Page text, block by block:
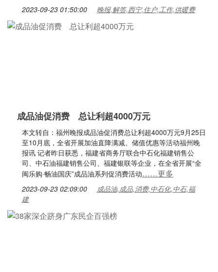
2023-09-23 01:50:00 晚报,解答,西宁,住户,工作,供暖费
成品油促消费 总让利超4000万元
本文转自：福州晚报成品油促消费总让利超4000万元9月25日
至10月底，全省开展加油直降满减、储值优惠等活动福州晚
报讯 记者昨日获悉，福建省商务厅联合中石化福建销售公
司、中石油福建销售公司、福建银联等企业，在全省开展“全
闽乐购·畅油国庆”成品油系列促消费活动……更多
2023-09-23 02:09:00
成品油,成品,消费,中石化,中石,福
建